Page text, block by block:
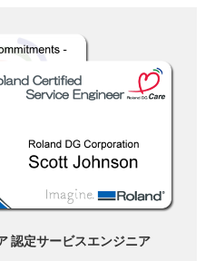
認定サービスエンジニア